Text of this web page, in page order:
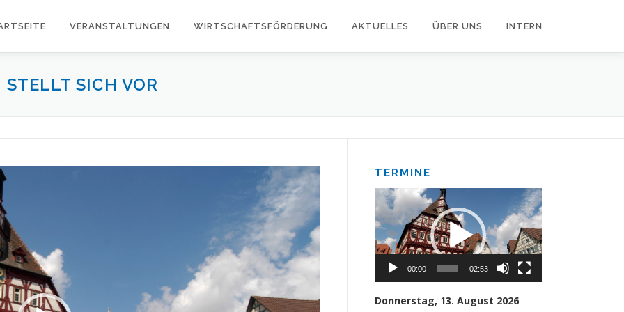
VERANSTALTUNGEN WIRTSCHAFTSFÖRDERUNG AKTUELLES ÜBER UNS INTERN
SICH VOR
TERMINE
Video-
Player
00:00 02:53
Donnerstag, 13. August 2026